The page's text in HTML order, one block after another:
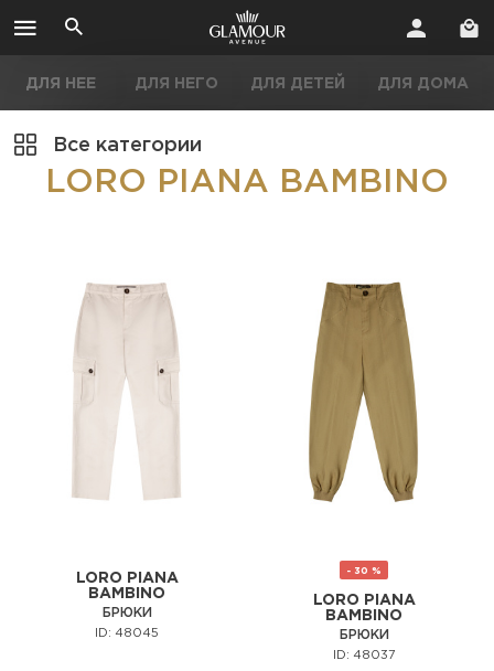
ДЛЯ НЕЕ ДЛЯ НЕГО ДЛЯ ДЕТЕЙ ДЛЯ ДОМА
Все категории
LORO PIANA BAMBINO
LORO PIANA
BAMBINO
БРЮКИ
ID: 48045
- 30 %
LORO PIANA
BAMBINO
БРЮКИ
ID: 48037